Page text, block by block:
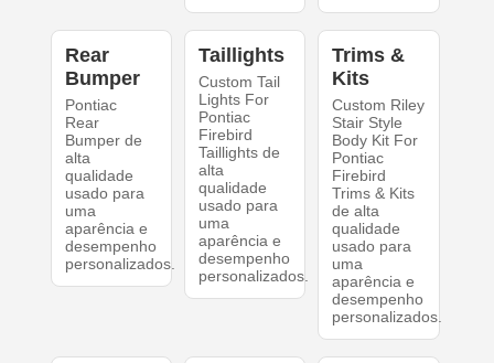
Rear
Bumper
Pontiac
Rear
Bumper de
alta
qualidade
usado para
uma
aparência e
desempenho
personalizados.
Taillights
Custom Tail
Lights For
Pontiac
Firebird
Taillights de
alta
qualidade
usado para
uma
aparência e
desempenho
personalizados.
Trims &
Kits
Custom Riley
Stair Style
Body Kit For
Pontiac
Firebird
Trims & Kits
de alta
qualidade
usado para
uma
aparência e
desempenho
personalizados.